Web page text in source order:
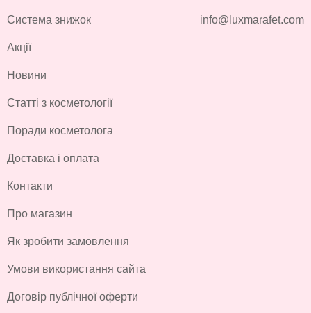
Система знижок
Акції
Новини
Статті з косметології
Поради косметолога
Доставка і оплата
Контакти
Про магазин
Як зробити замовлення
Умови використання сайта
Договір публічної оферти
info@luxmarafet.com